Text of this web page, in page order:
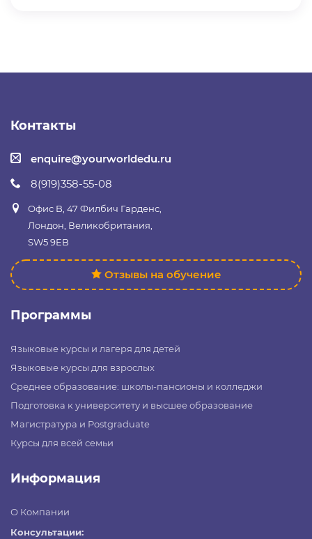
Контакты
enquire@yourworldedu.ru
8(919)358-55-08
Офис B, 47 Филбич Гарденс,
Лондон, Великобритания,
SW5 9EB
Отзывы на обучение
Программы
Языковые курсы и лагеря для детей
Языковые курсы для взрослых
Среднее образование: школы-пансионы и колледжи
Подготовка к университету и высшее образование
Магистратура и Postgraduate
Курсы для всей семьи
Информация
О Компании
Консультации: